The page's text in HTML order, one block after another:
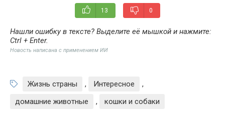
13 0
Нашли ошибку в тексте? Выделите её мышкой и нажмите:
Ctrl + Enter.
Новость написана с применением ИИ
Жизнь страны , Интересное
,
домашние животные
, кошки и собаки